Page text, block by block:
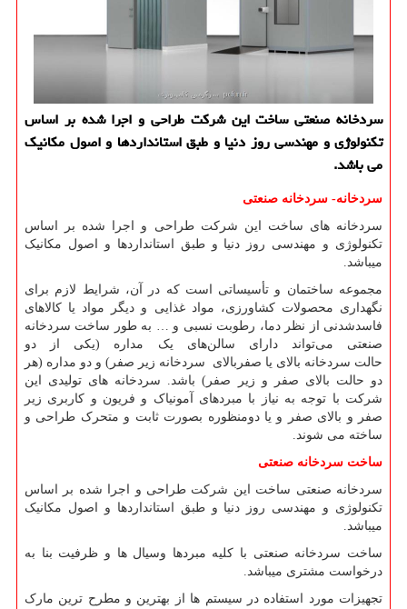
سردخانه صنعتی ساخت این شركت طراحی و اجرا شده بر اساس
تكنولوژی و مهندسی روز دنیا و طبق استانداردها و اصول مكانیك
می باشد.
سردخانه- سردخانه صنعتی
سردخانه های ساخت این شرکت طراحی و اجرا شده بر اساس
تکنولوژی و مهندسی روز دنیا و طبق استانداردها و اصول مکانیک
میباشد.
مجموعه ساختمان و تأسیساتی است که در آن، شرایط لازم برای
نگهداری محصولات کشاورزی، مواد غذایی و دیگر مواد یا کالاهای
فاسدشدنی از نظر دما، رطوبت نسبی و … به طور
ساخت سردخانه
صنعتی
می‌تواند دارای سالن‌های یک مداره (یکی از دو
حالت سردخانه بالای یا صفربالای سردخانه زیر صفر ) و دو مداره (هر
دو حالت بالای صفر و زیر صفر) باشد. سردخانه های تولیدی این
شرکت با توجه به نیاز با مبردهای آمونیاک و فریون و کاربری زیر
صفر و بالای صفر و یا دومنظوره بصورت ثابت و متحرک طراحی و
ساخته می شوند.
ساخت سردخانه صنعتی
سردخانه صنعتی ساخت این شرکت طراحی و اجرا شده بر اساس
تکنولوژی و مهندسی روز دنیا و طبق استانداردها و اصول مکانیک
میباشد.
ساخت سردخانه صنعتی با کلیه مبردها وسیال ها و ظرفیت بنا به
درخواست مشتری میباشد.
تجهیزات مورد استفاده در سیستم ها از بهترین و مطرح ترین مارک